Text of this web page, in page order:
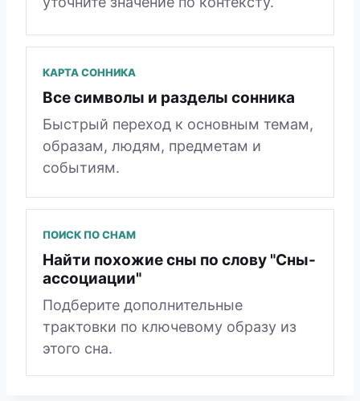
КАРТА СОННИКА
Все символы и разделы сонника
Быстрый переход к основным темам,
образам, людям, предметам и
событиям.
ПОИСК ПО СНАМ
Найти похожие сны по слову "Сны-
ассоциации"
Подберите дополнительные
трактовки по ключевому образу из
этого сна.